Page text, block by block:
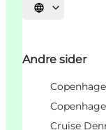
Select language
Andre sider
Cruise